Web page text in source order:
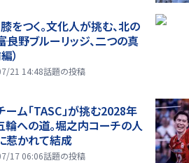
をつく。文化人が挑む、北の
富良野ブルーリッジ、二つの真
）
21 14:48話題の投稿
ーム「TASC」が挑む2028年
輪への道。堀之内コーチの人
惹かれて結成
17 06:06話題の投稿